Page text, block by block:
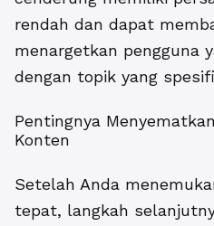
rendah dan dapat
menargetkan pengguna
dengan topik yang
Pentingnya
Konten
Setelah Anda
tepat, langkah